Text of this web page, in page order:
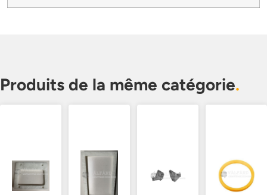
Produits de la même catégorie.